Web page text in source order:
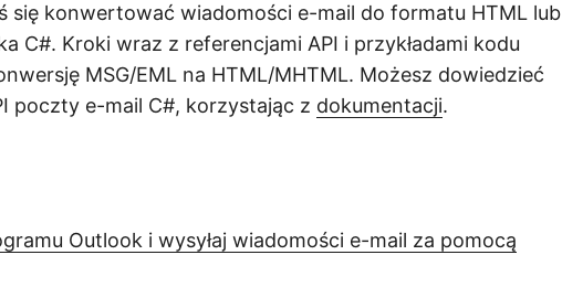
się konwertować wiadomości e-mail do formatu HTML lub
C#. Kroki wraz z referencjami API i przykładami kodu
MSG/EML na HTML/MHTML. Możesz dowiedzieć
poczty e-mail C#, korzystając z dokumentacji.
Outlook i wysyłaj wiadomości e-mail za pomocą